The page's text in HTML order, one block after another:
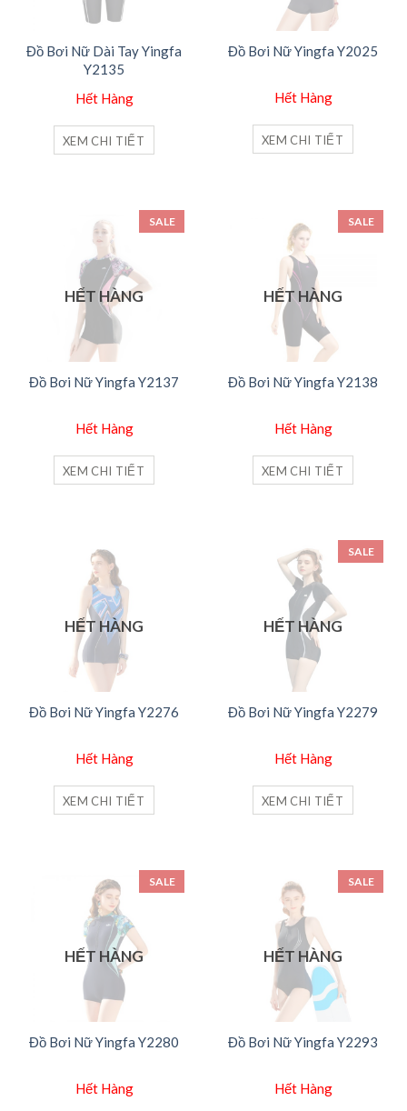
Đồ Bơi Nữ Dài Tay Yingfa
Y2135
Hết Hàng
XEM CHI TIẾT
Đồ Bơi Nữ Yingfa Y2025
Hết Hàng
XEM CHI TIẾT
SALE
HẾT HÀNG
Đồ Bơi Nữ Yingfa Y2137
Hết Hàng
XEM CHI TIẾT
SALE
HẾT HÀNG
Đồ Bơi Nữ Yingfa Y2138
Hết Hàng
XEM CHI TIẾT
HẾT HÀNG
Đồ Bơi Nữ Yingfa Y2276
Hết Hàng
XEM CHI TIẾT
SALE
HẾT HÀNG
Đồ Bơi Nữ Yingfa Y2279
Hết Hàng
XEM CHI TIẾT
SALE
HẾT HÀNG
Đồ Bơi Nữ Yingfa Y2280
Hết Hàng
SALE
HẾT HÀNG
Đồ Bơi Nữ Yingfa Y2293
Hết Hàng